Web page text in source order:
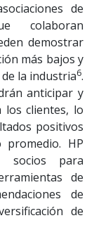
de
colaboran
demostrar
más bajos y
la industria6.
anticipar y
los clientes, lo
positivos
HP
socios para
de
de
de